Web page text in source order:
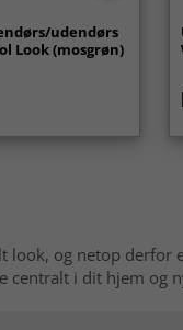
udendørs
Look (mosgrøn)
look, og netop
centralt i dit hjem og